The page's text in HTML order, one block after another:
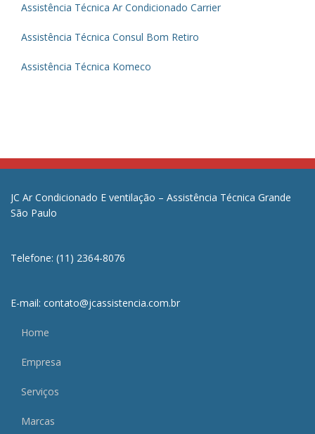
Assistência Técnica Ar Condicionado Carrier
Assistência Técnica Consul Bom Retiro
Assistência Técnica Komeco
JC Ar Condicionado E ventilação – Assistência Técnica Grande
São Paulo
Telefone: (11) 2364-8076
E-mail: contato@jcassistencia.com.br
Home
Empresa
Serviços
Marcas